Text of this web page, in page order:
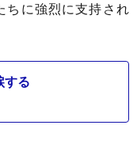
ちに強烈に支持され
する